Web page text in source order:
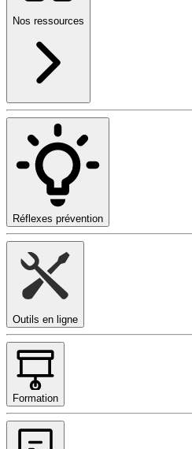
Nos ressources
Réflexes prévention
Outils en ligne
Formation